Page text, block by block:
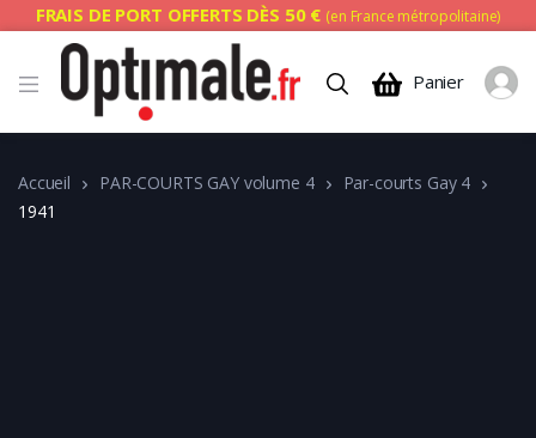
FRAIS DE PORT OFFERTS DÈS 50 € (en France métropolitaine)
Panier
Accueil PAR-COURTS GAY volume 4
Par-courts Gay 4
1941